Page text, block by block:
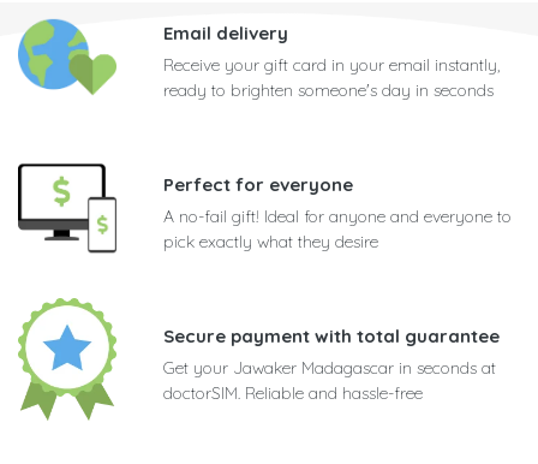
Email delivery
Receive your gift card in your email instantly,
ready to brighten someone's day in seconds
Perfect for everyone
A no-fail gift! Ideal for anyone and everyone to
pick exactly what they desire
Secure payment with total guarantee
Get your Jawaker Madagascar in seconds at
doctorSIM. Reliable and hassle-free